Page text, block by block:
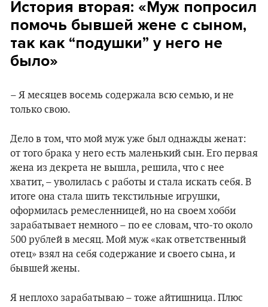
История вторая: «Муж попросил
помочь бывшей жене с сыном,
так как “подушки” у него не
было»
– Я месяцев восемь содержала всю семью, и не
только свою.
Дело в том, что мой муж уже был однажды женат:
от того брака у него есть маленький сын. Его первая
жена из декрета не вышла, решила, что с нее
хватит, – уволилась с работы и стала искать себя. В
итоге она стала шить текстильные игрушки,
оформилась ремесленницей, но на своем хобби
зарабатывает немного – по ее словам, что-то около
500 рублей в месяц. Мой муж «как ответственный
отец» взял на себя содержание и своего сына, и
бывшей жены.
Я неплохо зарабатываю – тоже айтишница. Плюс